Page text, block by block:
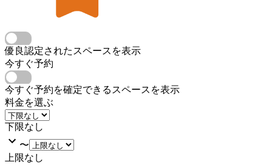
優良認定されたスペースを表示
今すぐ予約
今すぐ予約を確定できるスペースを表示
料金を選ぶ
下限なし
〜
上限なし